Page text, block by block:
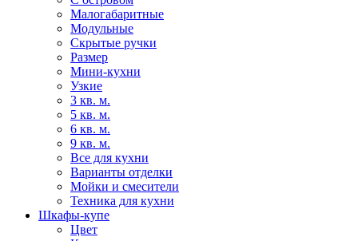
Малогабаритные
Модульные
Скрытые ручки
Размер
Мини-кухни
Узкие
3 кв. м.
5 кв. м.
6 кв. м.
9 кв. м.
Все для кухни
Варианты отделки
Мойки и смесители
Техника для кухни
Шкафы-купе
Цвет